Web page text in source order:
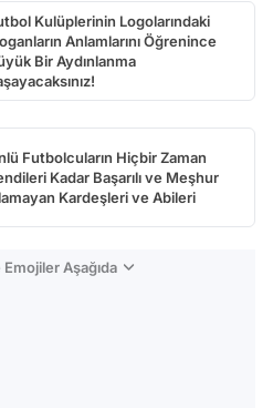
Kulüplerinin Logolarındaki
Anlamlarını Öğrenince
Bir Aydınlanma
Futbolcuların Hiçbir Zaman
Kadar Başarılı ve Meşhur
Kardeşleri ve Abileri
Aşağıda